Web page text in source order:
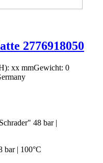
2776918050
xx mmGewicht: 0
bar | 100°C